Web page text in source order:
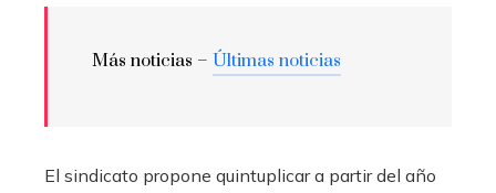
Más noticias – Últimas noticias
El sindicato propone quintuplicar a partir del año